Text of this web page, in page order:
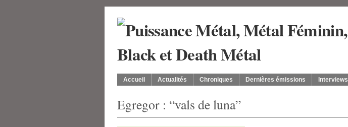
Accueil Actualités Chroniques Dernières émissions Interviews
Egregor : “vals de luna”